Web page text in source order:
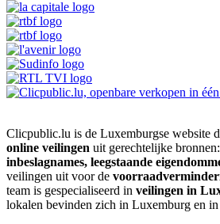
Clicpublic.lu is de Luxemburgse website
online veilingen uit gerechtelijke bronnen:
inbeslagnames, leegstaande
veilingen uit voor de
team is gespecialiseerd in veilingen in
lokalen bevinden zich in Luxemburg en